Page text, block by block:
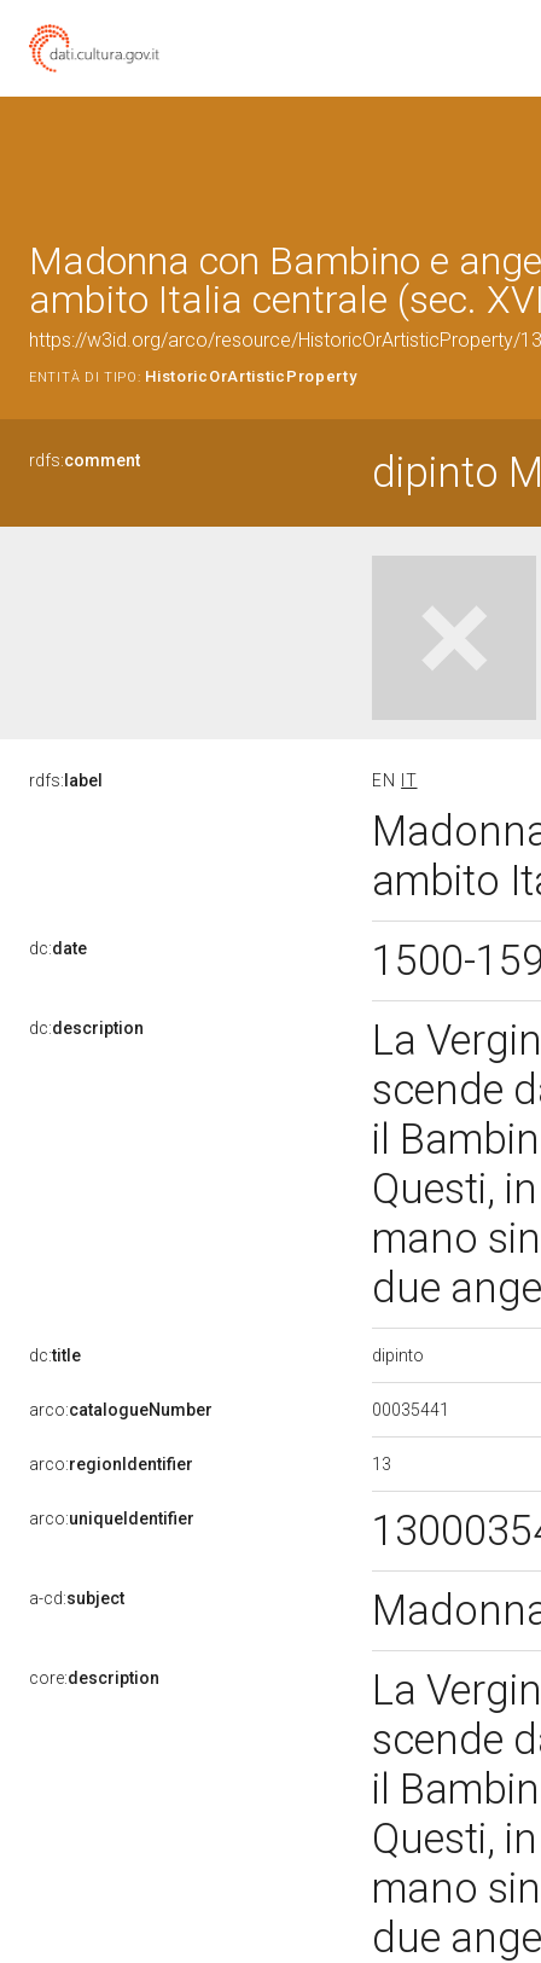
Madonna con Bambino e
ambito Italia centrale (sec.
https://w3id.org/arco/resource/HistoricOrArtisticProperty/
ENTITÀ DI TIPO: HistoricOrArtisticProperty
rdfs:comment dipinto
rdfs: label EN IT
ambito
dc:date 1500-
dc:description
La
scende
il
Questi,
mano
due
dc:title dipinto
arco:catalogueNumber 00035441
arco:regionIdentifier 13
arco:uniqueIdentifier
a-cd:subject
core:description
La
scende
il
Questi,
mano
due